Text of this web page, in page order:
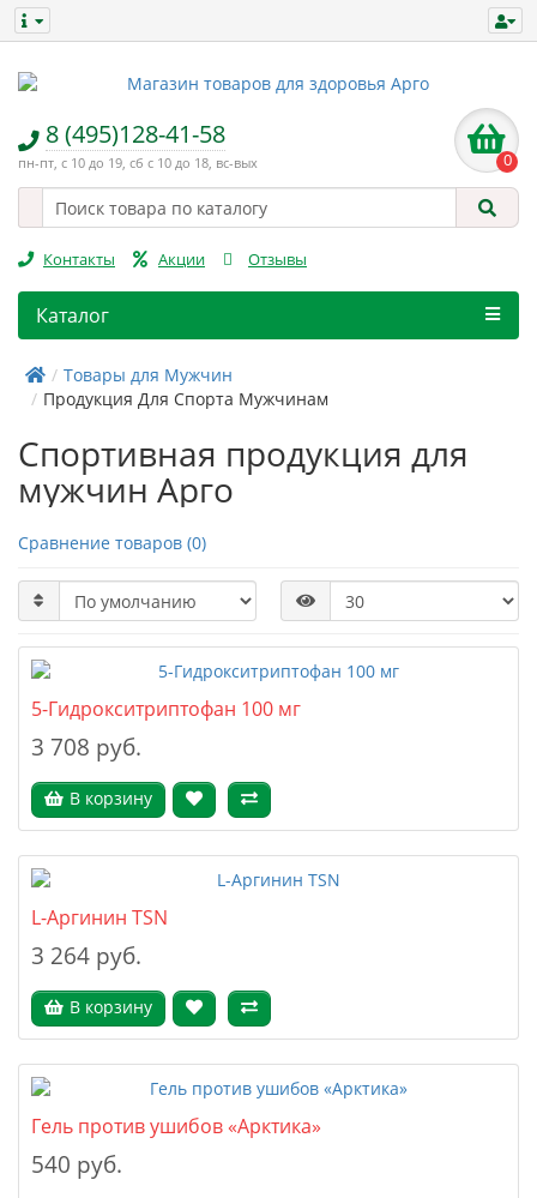
8 (495)128-41-58
пн-пт, с 10 до 19, сб с 10 до 18, вс-вых 0
Контакты Акции Отзывы
Каталог
Товары для Мужчин
Продукция Для Спорта Мужчинам
Спортивная продукция для
мужчин Арго
Сравнение товаров (0)
5-Гидрокситриптофан 100 мг
3 708 руб.
В корзину
L-Аргинин TSN
3 264 руб.
В корзину
Гель против ушибов «Арктика»
540 руб.